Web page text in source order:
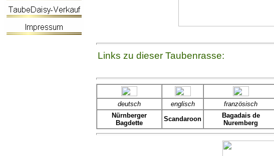
Links zu dieser Taubenrasse:
deutsch englisch französisch
Nürnberger
Bagdette
Scandaroon
Bagadais de
Nuremberg